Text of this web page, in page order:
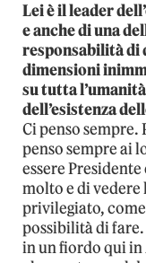
Lei è il leader
e anche di una
responsabilità di
dimensioni
su tutta
dell’esistenza
Ci penso sempre.
penso sempre ai
essere
molto e di
privilegiato,
possibilità di
in un fiordo qui